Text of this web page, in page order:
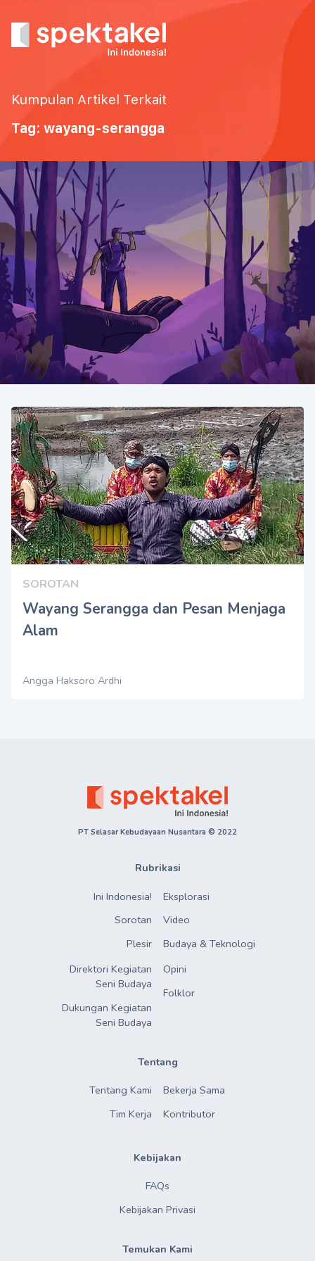
Kumpulan Artikel Terkait
Tag: wayang-serangga
SOROTAN
Wayang Serangga dan Pesan Menjaga
Alam
Angga Haksoro Ardhi
PT Selasar Kebudayaan Nusantara © 2022
Rubrikasi
Ini Indonesia!
Sorotan
Plesir
Direktori Kegiatan
Seni Budaya
Dukungan Kegiatan
Seni Budaya
Eksplorasi
Video
Budaya & Teknologi
Opini
Folklor
Tentang
Tentang Kami
Tim Kerja
Bekerja Sama
Kontributor
Kebijakan
FAQs
Kebijakan Privasi
Temukan Kami